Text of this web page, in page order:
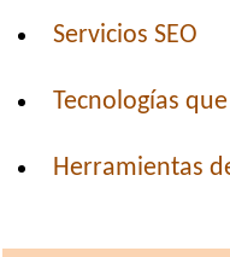
Servicios SEO
Tecnologías
Herramientas